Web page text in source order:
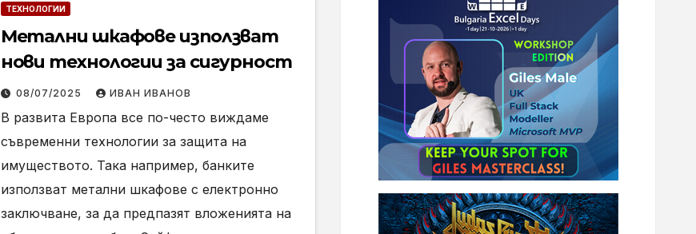
ТЕХНОЛОГИИ
Метални шкафове използват
нови технологии за сигурност
08/07/2025 ИВАН ИВАНОВ
В развита Европа все по-често виждаме
съвременни технологии за защита на
имуществото. Така например, банките
използват метални шкафове с електронно
заключване, за да предпазят вложенията на